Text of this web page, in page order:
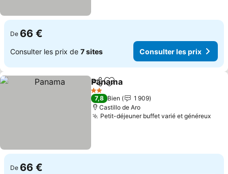
De 66 €
Consulter les prix de 7 sites Consulter les prix
PartagerAjouter à mes favoris
Panama
2 Étoiles
7,8 Bien
1 909
Castillo de Aro
Petit-déjeuner buffet varié et généreux
De 66 €